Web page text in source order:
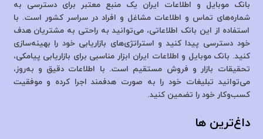
بانک موبایل و اطلاعات ایران یک منبع معتبر برای دسترسی به
شماره‌های تماس و اطلاعات مشاغل و افراد در سراسر کشور است. با
استفاده از این بانک اطلاعاتی، می‌توانید به راحتی به مشتریان هدف
خود دسترسی پیدا کنید و استراتژی‌های بازاریابی خود را بهینه‌سازی
کنید. بانک موبایل و اطلاعات ایران ابزار مناسبی برای بازاریابی پیامکی،
تحقیقات بازار و فروش مستقیم است. با اطلاعات دقیق و به‌روز،
می‌توانید تبلیغات خود را به صورت هدفمند اجرا کرده و موفقیت
کسب‌وکار خود را تضمین کنید.
داغ‌ترین ها